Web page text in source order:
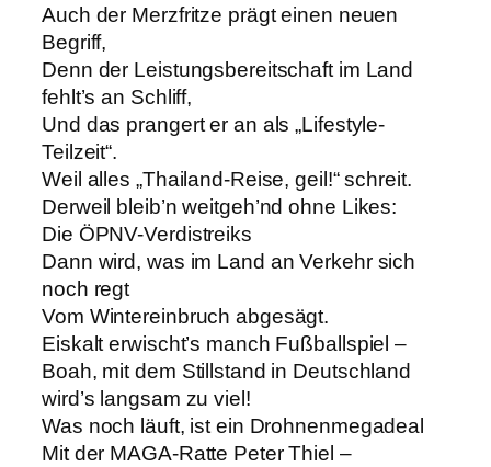
Auch der Merzfritze prägt einen neuen
Begriff,
Denn der Leistungsbereitschaft im Land
fehlt’s an Schliff,
Und das prangert er an als „Lifestyle-
Teilzeit“.
Weil alles „Thailand-Reise, geil!“ schreit.
Derweil bleib’n weitgeh’nd ohne Likes:
Die ÖPNV-Verdistreiks
Dann wird, was im Land an Verkehr sich
noch regt
Vom Wintereinbruch abgesägt.
Eiskalt erwischt’s manch Fußballspiel –
Boah, mit dem Stillstand in Deutschland
wird’s langsam zu viel!
Was noch läuft, ist ein Drohnenmegadeal
Mit der MAGA-Ratte Peter Thiel –